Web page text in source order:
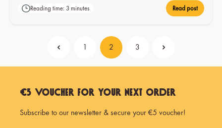
Reading time: 3 minutes Read post
Page
1 Page
2 Page
3
€5 Voucher for Your Next Order
Subscribe to our newsletter & secure your €5 voucher!